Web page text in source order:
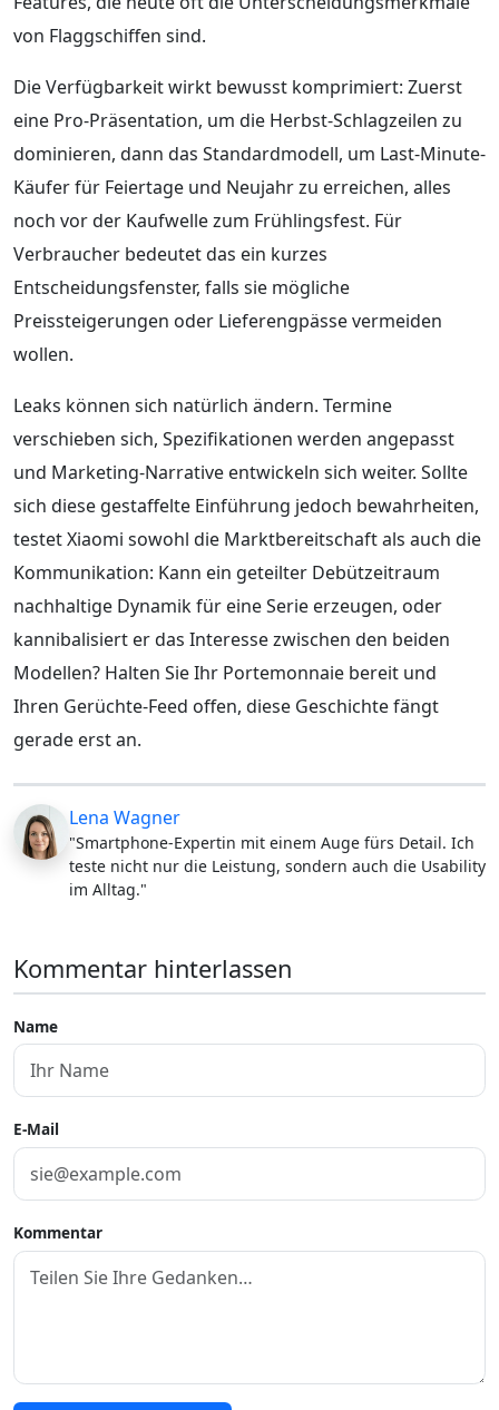
von Flaggschiffen sind.
Die Verfügbarkeit wirkt bewusst komprimiert: Zuerst
eine Pro-Präsentation, um die Herbst-Schlagzeilen zu
dominieren, dann das Standardmodell, um Last-Minute-
Käufer für Feiertage und Neujahr zu erreichen, alles
noch vor der Kaufwelle zum Frühlingsfest. Für
Verbraucher bedeutet das ein kurzes
Entscheidungsfenster, falls sie mögliche
Preissteigerungen oder Lieferengpässe vermeiden
wollen.
Leaks können sich natürlich ändern. Termine
verschieben sich, Spezifikationen werden angepasst
und Marketing-Narrative entwickeln sich weiter. Sollte
sich diese gestaffelte Einführung jedoch bewahrheiten,
testet Xiaomi sowohl die Marktbereitschaft als auch die
Kommunikation: Kann ein geteilter Debützeitraum
nachhaltige Dynamik für eine Serie erzeugen, oder
kannibalisiert er das Interesse zwischen den beiden
Modellen? Halten Sie Ihr Portemonnaie bereit und
Ihren Gerüchte-Feed offen, diese Geschichte fängt
gerade erst an.
Lena Wagner
"Smartphone-Expertin mit einem Auge fürs Detail. Ich
teste nicht nur die Leistung, sondern auch die Usability
im Alltag."
Kommentar hinterlassen
Name
E-Mail
Kommentar